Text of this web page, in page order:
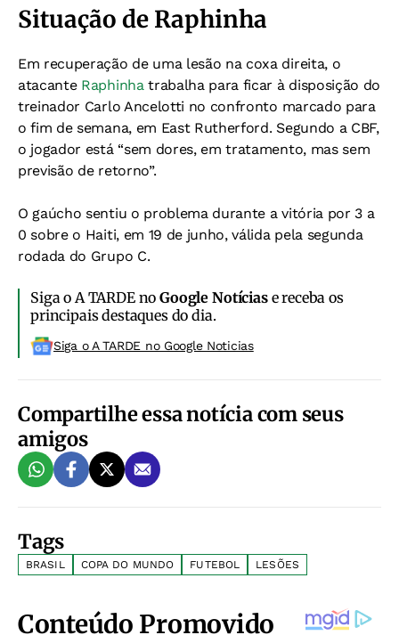
Situação de Raphinha
Em recuperação de uma lesão na coxa direita, o
atacante Raphinhatrabalha para ficar à disposição do
treinador Carlo Ancelotti no confronto marcado para
o fim de semana, em East Rutherford. Segundo a CBF,
o jogador está “sem dores, em tratamento, mas sem
previsão de retorno”.
O gaúcho sentiu o problema durante a vitória por 3 a
0 sobre o Haiti, em 19 de junho, válida pela segunda
rodada do Grupo C.
Siga o A TARDE noGoogle Notíciase receba os
principais destaques do dia.
Siga o A TARDE no Google Noticias
Compartilhe essa notícia com seus
amigos
Tags
BRASIL COPA DO MUNDO FUTEBOL LESÕES